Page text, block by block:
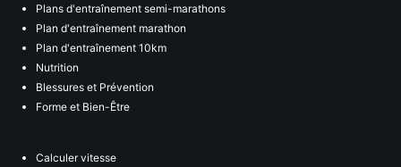
Plans d'entraînement semi-marathons
Plan d'entraînement marathon
Plan d'entraînement 10km
Nutrition
Blessures et Prévention
Forme et Bien-Être
Calculer vitesse